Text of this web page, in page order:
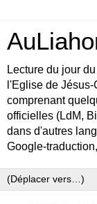
Lecture du jour
l'Eglise de
comprenant
officielles (LdM,
dans d'autres
Google-